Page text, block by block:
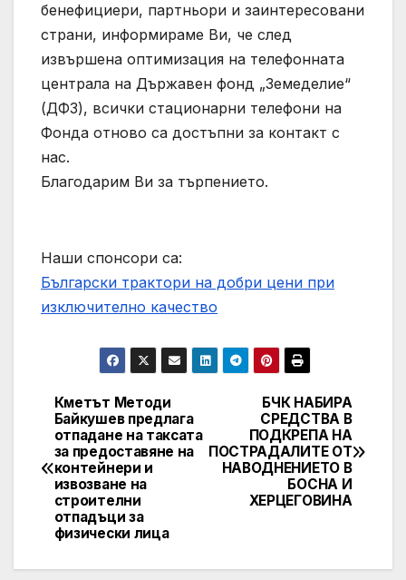
бенефициери, партньори и заинтересовани
страни, информираме Ви, че след
извършена оптимизация на телефонната
централа на Държавен фонд „Земеделие“
(ДФЗ), всички стационарни телефони на
Фонда отново са достъпни за контакт с
нас.
Благодарим Ви за търпението.
Наши спонсори са:
Български трактори на добри цени при
изключително качество
Post
navigation
БЧК НАБИРА
СРЕДСТВА В
ПОДКРЕПА НА
ПОСТРАДАЛИТЕ ОТ
НАВОДНЕНИЕТО В
БОСНА И
ХЕРЦЕГОВИНА
Кметът Методи
Байкушев предлага
отпадане на таксата
за предоставяне на
контейнери и
извозване на
строителни
отпадъци за
физически лица